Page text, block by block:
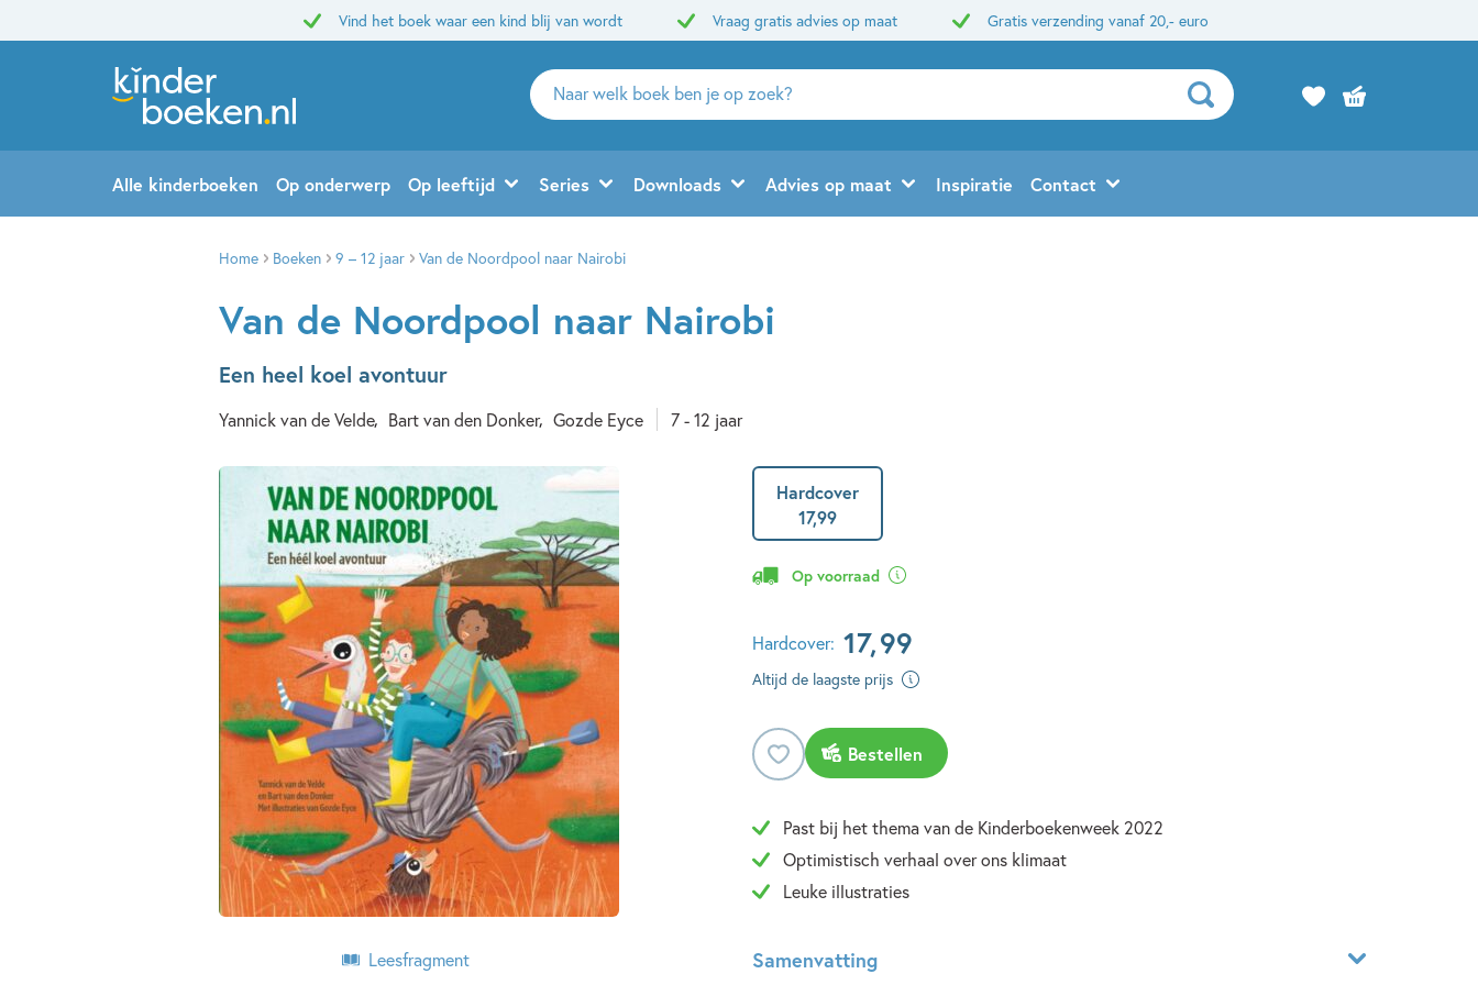
Vind het boek waar een kind blij van wordt Vraag gratis advies op maat Gratis verzending vanaf 20,- euro
Zoeken
naar
en
uitgevers
Alle kinderboeken Op onderwerp Op leeftijd Series Downloads Advies op maat Inspiratie Contact
Home Boeken 9 – 12 jaar Van de Noordpool naar Nairobi
Van de Noordpool naar Nairobi
Een heel koel avontuur
Yannick van de Velde Bart van den Donker Gozde Eyce 7 - 12 jaar
Leesfragment
Hardcover
17,99
Op voorraad
Hardcover: 17,99
Altijd de laagste prijs
Bestellen
Past bij het thema van de Kinderboekenweek 2022
Optimistisch verhaal over ons klimaat
Leuke illustraties
Samenvatting